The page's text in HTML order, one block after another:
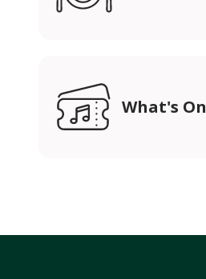
What's On